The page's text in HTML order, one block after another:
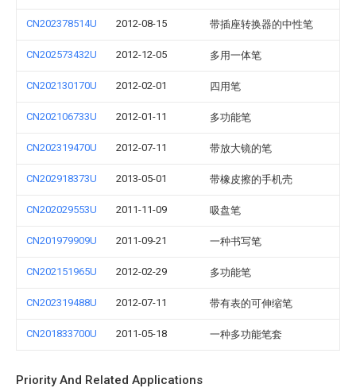
CN202378514U 2012-08-15 带插座转换器的中性笔
CN202573432U 2012-12-05 多用一体笔
CN202130170U 2012-02-01 四用笔
CN202106733U 2012-01-11 多功能笔
CN202319470U 2012-07-11 带放大镜的笔
CN202918373U 2013-05-01 带橡皮擦的手机壳
CN202029553U 2011-11-09 吸盘笔
CN201979909U 2011-09-21 一种书写笔
CN202151965U 2012-02-29 多功能笔
CN202319488U 2012-07-11 带有表的可伸缩笔
CN201833700U 2011-05-18 一种多功能笔套
Priority And Related Applications